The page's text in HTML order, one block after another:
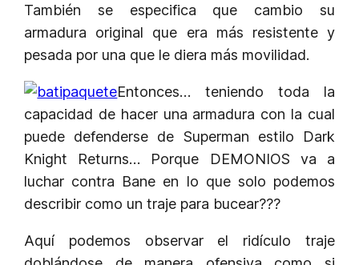
También se especifica que cambio su
armadura original que era más resistente y
pesada por una que le diera más movilidad.
Entonces… teniendo toda la
capacidad de hacer una armadura con la cual
puede defenderse de Superman estilo Dark
Knight Returns… Porque DEMONIOS va a
luchar contra Bane en lo que solo podemos
describir como un traje para bucear???
Aquí podemos observar el ridículo traje